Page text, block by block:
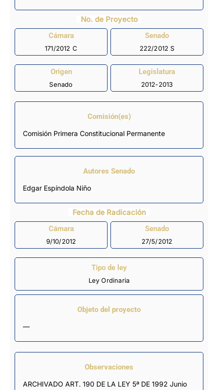
No. de Proyecto
Cámara
171/2012 C
Senado
222/2012 S
Origen
Senado
Legislatura
2012-2013
Comisión(es)
Comisión Primera Constitucional Permanente
Autores Senado
Edgar Espíndola Niño
Fecha de Radicación
Cámara
9/10/2012
Senado
27/5/2012
Tipo de ley
Ley Ordinaria
Objeto del proyecto
—
Observaciones
ARCHIVADO ART. 190 DE LA LEY 5ª DE 1992 Junio